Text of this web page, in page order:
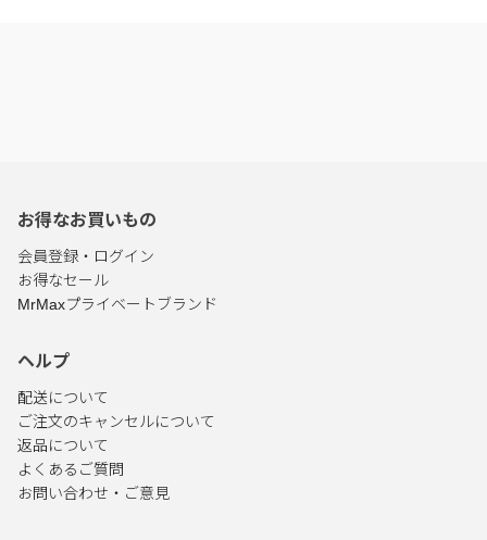
お得なお買いもの
会員登録・ログイン
お得なセール
MrMaxプライベートブランド
ヘルプ
配送について
ご注文のキャンセルについて
返品について
よくあるご質問
お問い合わせ・ご意見